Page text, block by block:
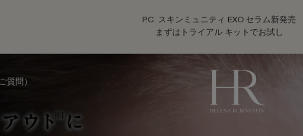
P.C. スキンミュニティ EXO セラム新発売
まずはトライアル キットでお試し
質問）